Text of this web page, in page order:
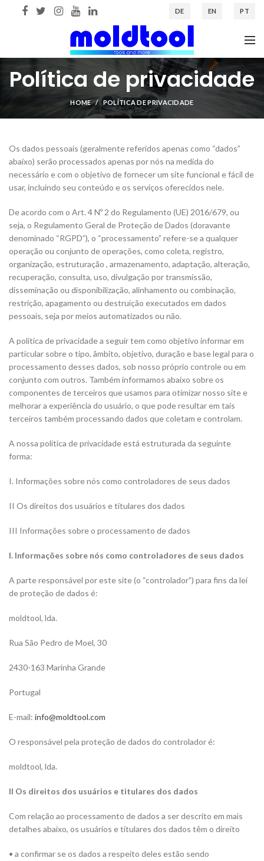
DE EN PT
Política de privacidade
HOME POLÍTICA DE PRIVACIDADE
Os dados pessoais (geralmente referidos apenas como “dados”
abaixo) serão processados ​​apenas por nós na medida do
necessário e com o objetivo de fornecer um site funcional e fácil de
usar, incluindo seu conteúdo e os serviços oferecidos nele.
De acordo com o Art. 4 Nº 2 do Regulamento (UE) 2016/679, ou
seja, o Regulamento Geral de Proteção de Dados (doravante
denominado “RGPD”), o “processamento” refere-se a qualquer
operação ou conjunto de operações, como coleta, registro,
organização, estruturação , armazenamento, adaptação, alteração,
recuperação, consulta, uso, divulgação por transmissão,
disseminação ou disponibilização, alinhamento ou combinação,
restrição, apagamento ou destruição executados em dados
pessoais, seja por meios automatizados ou não.
A política de privacidade a seguir tem como objetivo informar em
particular sobre o tipo, âmbito, objetivo, duração e base legal para o
processamento desses dados, sob nosso próprio controle ou em
conjunto com outros. Também informamos abaixo sobre os
componentes de terceiros que usamos para otimizar nosso site e
melhorar a experiência do usuário, o que pode resultar em tais
terceiros também processando dados que coletam e controlam.
A nossa política de privacidade está estruturada da seguinte
forma:
I. Informações sobre nós como controladores de seus dados
II Os direitos dos usuários e titulares dos dados
III Informações sobre o processamento de dados
I. Informações sobre nós como controladores de seus dados
A parte responsável por este site (o “controlador”) para fins da lei
de proteção de dados é:
moldtool, lda.
Rua São Pedro de Moel, 30
2430-163 Marinha Grande
Portugal
E-mail: info@moldtool.com
O responsável pela proteção de dados do controlador é:
moldtool, lda.
II Os direitos dos usuários e titulares dos dados
Com relação ao processamento de dados a ser descrito em mais
detalhes abaixo, os usuários e titulares dos dados têm o direito
• a confirmar se os dados a respeito deles estão sendo